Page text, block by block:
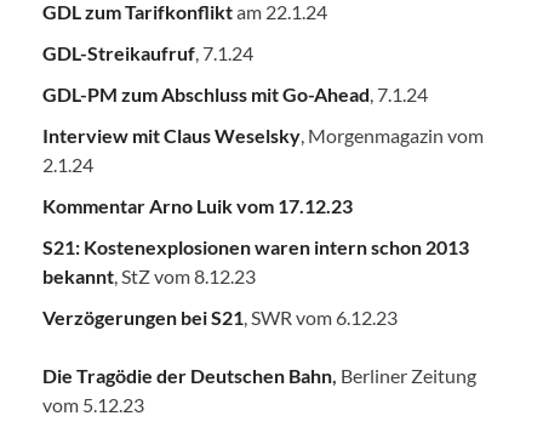
GDL zum Tarifkonfliktam 22.1.24
GDL-Streikaufruf , 7.1.24
GDL-PM zum Abschluss mit Go-Ahead , 7.1.24
Interview mit Claus Weselsky , Morgenmagazin vom
2.1.24
Kommentar Arno Luik vom 17.12.23
S21: Kostenexplosionen waren intern schon 2013
bekannt , StZ vom 8.12.23
Verzögerungen bei S21 , SWR vom 6.12.23
Die Tragödie der Deutschen Bahn Berliner Zeitung
vom 5.12.23